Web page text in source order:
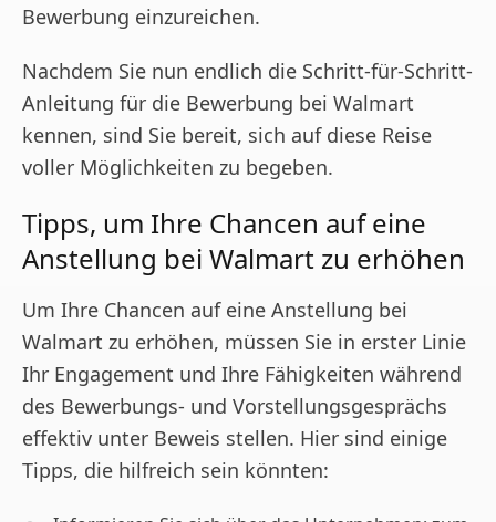
Bewerbung einzureichen.
Nachdem Sie nun endlich die Schritt-für-Schritt-
Anleitung für die Bewerbung bei Walmart
kennen, sind Sie bereit, sich auf diese Reise
voller Möglichkeiten zu begeben.
Tipps, um Ihre Chancen auf eine
Anstellung bei Walmart zu erhöhen
Um Ihre Chancen auf eine Anstellung bei
Walmart zu erhöhen, müssen Sie in erster Linie
Ihr Engagement und Ihre Fähigkeiten während
des Bewerbungs- und Vorstellungsgesprächs
effektiv unter Beweis stellen. Hier sind einige
Tipps, die hilfreich sein könnten: